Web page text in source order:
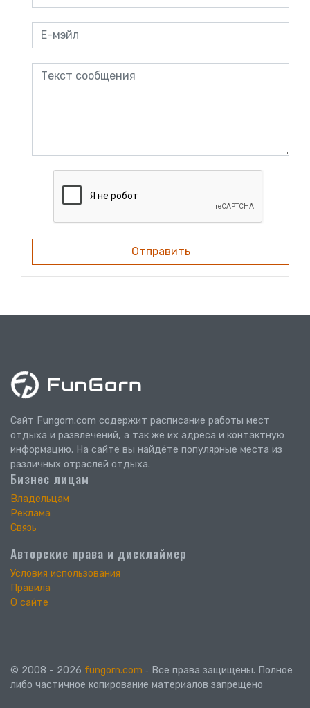
Отправить
Сайт Fungorn.com содержит расписание работы мест
отдыха и развлечений, а так же их адреса и контактную
информацию. На сайте вы найдёте популярные места из
различных отраслей отдыха.
Бизнес лицам
Владельцам
Реклама
Связь
Авторские права и дисклаймер
Условия использования
Правила
О сайте
© 2008 - 2026 fungorn.com ‐ Все права защищены. Полное
либо частичное копирование материалов запрещено